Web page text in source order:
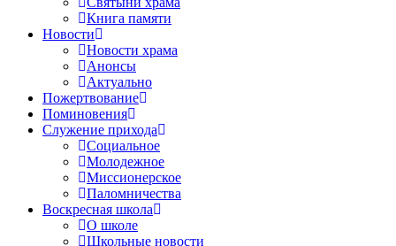
Книга памяти
Новости
Новости храма
Анонсы
Актуально
Пожертвование
Поминовения
Служение прихода
Социальное
Молодежное
Миссионерское
Паломничества
Воскресная школа
О школе
Школьные новости